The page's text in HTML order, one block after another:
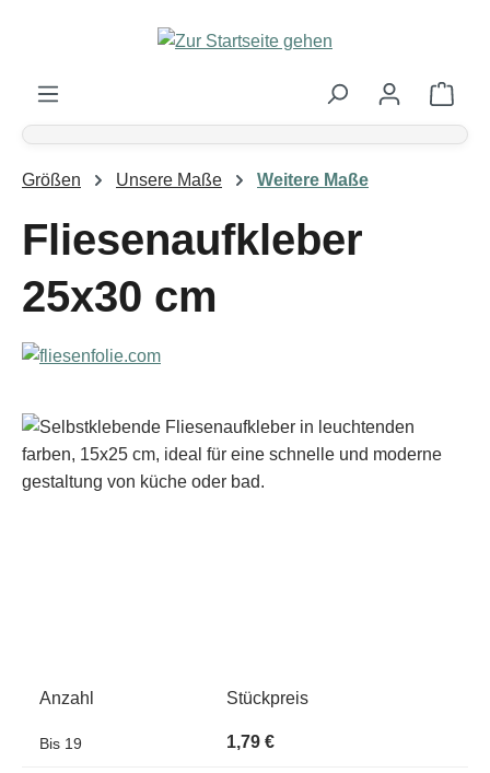
Zum Hauptinhalt springen
Größen Unsere Maße Weitere Maße
Fliesenaufkleber
25x30 cm
Bildergalerie überspringen
Anzahl Stückpreis
Bis 19 1,79 €